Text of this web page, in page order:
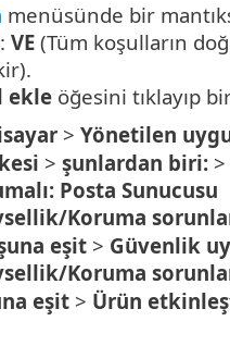
menüsünde bir
VE (Tüm koşulların
ekle öğesini tıklayıp
> Yönetilen
> şunlardan biri: >
Posta Sunucusu
Koruma
eşit > Güvenlik
Koruma
eşit > Ürün